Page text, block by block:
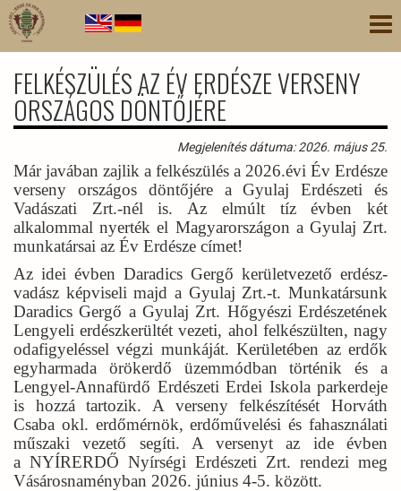
Ugrás
tartalomra
FELKÉSZÜLÉS AZ ÉV ERDÉSZE VERSENY
ORSZÁGOS DÖNTŐJÉRE
Megjelenítés dátuma: 2026. május 25.
Már javában zajlik a felkészülés a 2026.évi Év Erdésze
verseny országos döntőjére a Gyulaj Erdészeti és
Vadászati Zrt.-nél is. Az elmúlt tíz évben két
alkalommal nyerték el Magyarországon a Gyulaj Zrt.
munkatársai az Év Erdésze címet!
Az idei évben Daradics Gergő kerületvezető erdész-
vadász képviseli majd a Gyulaj Zrt.-t. Munkatársunk
Daradics Gergő a Gyulaj Zrt. Hőgyészi Erdészetének
Lengyeli erdészkerültét vezeti, ahol felkészülten, nagy
odafigyeléssel végzi munkáját. Kerületében az erdők
egyharmada örökerdő üzemmódban történik és a
Lengyel-Annafürdő Erdészeti Erdei Iskola parkerdeje
is hozzá tartozik. A verseny felkészítését Horváth
Csaba okl. erdőmérnök, erdőművelési és fahasználati
műszaki vezető segíti. A versenyt az ide évben
a NYÍRERDŐ Nyírségi Erdészeti Zrt. rendezi meg
Vásárosnaményban 2026. június 4-5. között.